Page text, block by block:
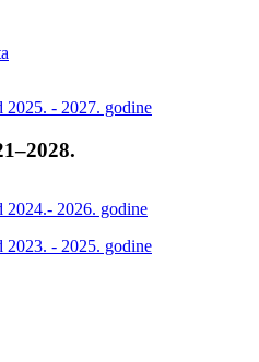
2025. - 2027. godine
2024.- 2026. godine
2023. - 2025. godine